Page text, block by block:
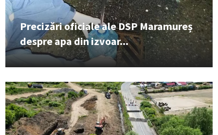
Precizări oficiale ale DSP Maramureș
despre apa din izvoar...